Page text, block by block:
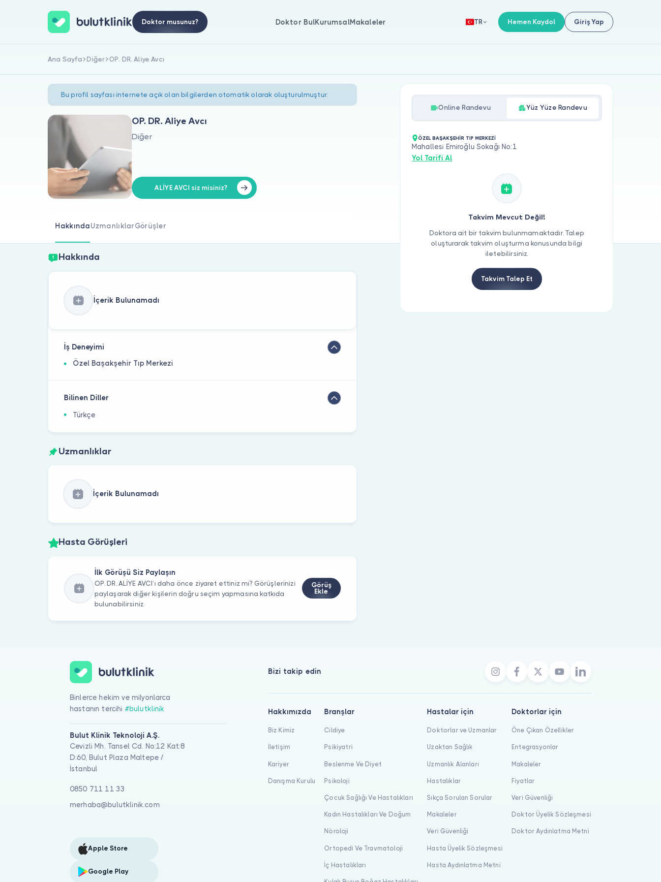
Doktor musunuz? Doktor BulKurumsalMakaleler TR Hemen Kaydol Giriş Yap
Ana Sayfa Diğer OP. DR. Aliye Avcı
Bu profil sayfası internete açık olan bilgilerden otomatik olarak oluşturulmuştur.
OP. DR. Aliye Avcı
Diğer
ALİYE AVCI siz misiniz?
HakkındaUzmanlıklarGörüşler
Hakkında
İçerik Bulunamadı
İş Deneyimi
Özel Başakşehir Tıp Merkezi
Bilinen Diller
Türkçe
Uzmanlıklar
İçerik Bulunamadı
Hasta Görüşleri
İlk Görüşü Siz Paylaşın
OP. DR. ALİYE AVCI’ı daha önce ziyaret ettiniz mi? Görüşlerinizi
paylaşarak diğer kişilerin doğru seçim yapmasına katkıda
bulunabilirsiniz.
Görüş
Ekle
Online Randevu Yüz Yüze Randevu
ÖZEL BAŞAKŞEHİR TIP MERKEZİ
Mahallesi Emiroğlu Sokağı No:1
Yol Tarifi Al
Takvim Mevcut Değil!
Doktora ait bir takvim bulunmamaktadır. Talep
oluşturarak takvim oluşturma konusunda bilgi
iletebilirsiniz.
Takvim Talep Et
Binlerce hekim ve milyonlarca
hastanın tercihi #bulutklinik
Bulut Klinik Teknoloji A.Ş.
Cevizli Mh. Tansel Cd. No:12 Kat:8
D:60, Bulut Plaza Maltepe /
İstanbul
0850 711 11 33
merhaba@bulutklinik.com
Apple Store
Google Play
Bizi takip edin
Hakkımızda
Biz Kimiz
İletişim
Kariyer
Danışma Kurulu
Branşlar
Cildiye
Psikiyatri
Beslenme Ve Diyet
Psikoloji
Çocuk Sağlığı Ve Hastalıkları
Kadın Hastalıkları Ve Doğum
Nöroloji
Ortopedi Ve Travmatoloji
İç Hastalıkları
Hastalar için
Doktorlar ve Uzmanlar
Uzaktan Sağlık
Uzmanlık Alanları
Hastalıklar
Sıkça Sorulan Sorular
Makaleler
Veri Güvenliği
Hasta Üyelik Sözleşmesi
Hasta Aydınlatma Metni
Doktorlar için
Öne Çıkan Özellikler
Entegrasyonlar
Makaleler
Fiyatlar
Veri Güvenliği
Doktor Üyelik Sözleşmesi
Doktor Aydınlatma Metni